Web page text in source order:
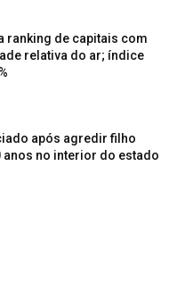
ranking de capitais com
relativa do ar; índice
após agredir filho
anos no interior do estado